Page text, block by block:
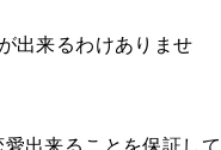
出来るわけありませ
出来ることを保証して